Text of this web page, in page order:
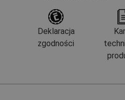
Deklaracja
zgodności